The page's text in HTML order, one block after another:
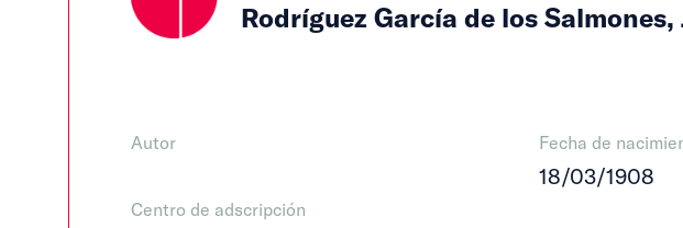
Rodríguez García de los Salmones,
Autor
Centro de adscripción
Fecha de
18/03/1908